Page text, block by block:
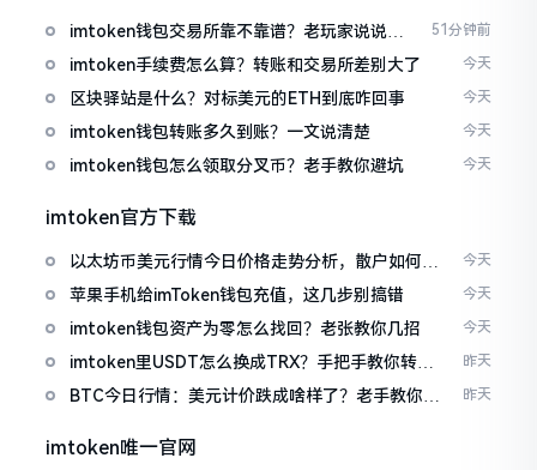
imtoken钱包交易所靠不靠谱？老玩家说说心
里话
51分钟前
imtoken手续费怎么算？转账和交易所差别大了 今天
区块驿站是什么？对标美元的ETH到底咋回事 今天
imtoken钱包转账多久到账？一文说清楚 今天
imtoken钱包怎么领取分叉币？老手教你避坑 今天
imtoken官方下载
以太坊币美元行情今日价格走势分析，散户如何避
免追涨杀跌被套牢
今天
苹果手机给imToken钱包充值，这几步别搞错 今天
imtoken钱包资产为零怎么找回？老张教你几招 今天
imtoken里USDT怎么换成TRX？手把手教你转成
波场币
昨天
BTC今日行情：美元计价跌成啥样了？老手教你咋
昨天
imtoken唯一官网